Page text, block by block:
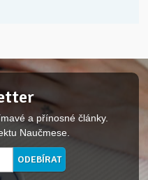
a přínosné články.
Naučmese.